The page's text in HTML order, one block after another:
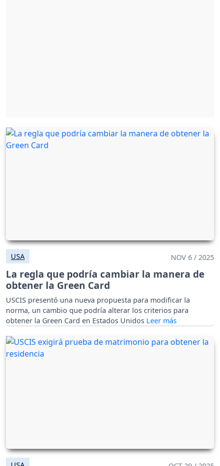
USA NOV 6 / 2025
La regla que podría cambiar la manera de
obtener la Green Card
USCIS presentó una nueva propuesta para modificar la
norma, un cambio que podría alterar los criterios para
obtener la Green Card en Estados Unidos